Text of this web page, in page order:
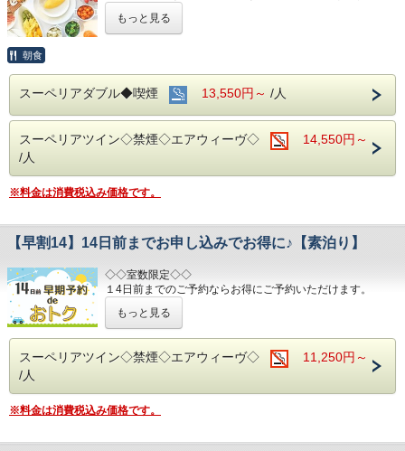
朝食会場：１８階 レストラン「アイリス」
営業時間：７：００～１０：００ （最終入場 ９：３０）
■全室インターネット接続完備 ◎Ｗｉ-Ｆｉ接続無料◎
もっと見る
朝食
スーペリアダブル◆喫煙 13,550円～ /人
スーペリアツイン◇禁煙◇エアウィーヴ◇
14,550円～
/人
※料金は消費税込み価格です。
【早割14】14日前までお申し込みでお得に♪【素泊り】
◇◇室数限定◇◇
１4日前までのご予約ならお得にご予約いただけます。
☆先のご予定がお決まりのお客様には断然オトク☆
■お客様に安全にお過ごしいただく為に、お客様の触れる機
アルコール消毒を行っております。
当ホテルの客室は窓が開放出来る為、簡単に空気を入れ替
もっと見る
スーペリアツイン◇禁煙◇エアウィーヴ◇
11,250円～
/人
※料金は消費税込み価格です。